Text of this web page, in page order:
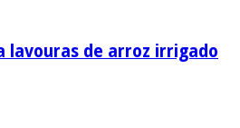
lavouras de arroz irrigado